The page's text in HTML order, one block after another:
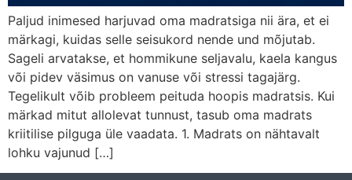
Paljud inimesed harjuvad oma madratsiga nii ära, et ei
märkagi, kuidas selle seisukord nende und mõjutab.
Sageli arvatakse, et hommikune seljavalu, kaela kangus
või pidev väsimus on vanuse või stressi tagajärg.
Tegelikult võib probleem peituda hoopis madratsis. Kui
märkad mitut allolevat tunnust, tasub oma madrats
kriitilise pilguga üle vaadata. 1. Madrats on nähtavalt
lohku vajunud […]